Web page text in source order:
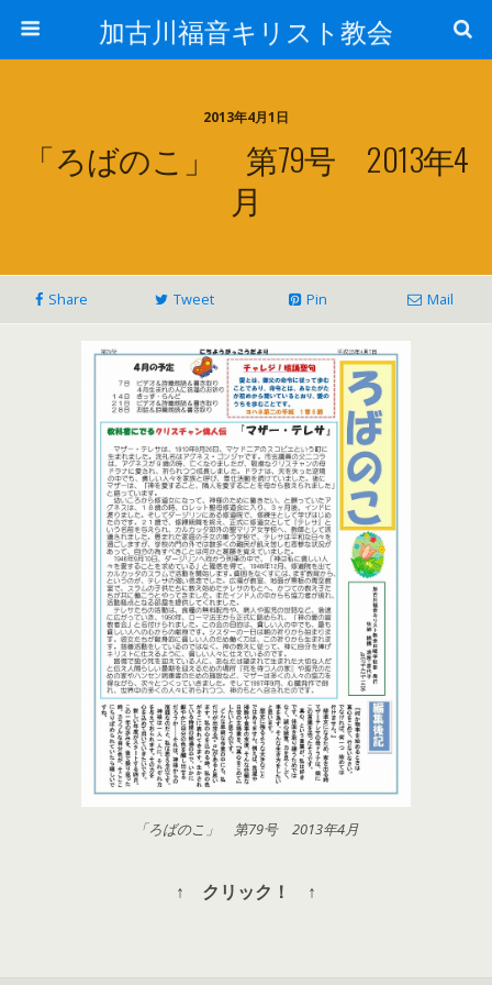
加古川福音キリスト教会
2013年4月1日
「ろばのこ」 第79号 2013年4
月
Share Tweet Pin Mail
「ろばのこ」 第79号 2013年4月
↑ クリック！ ↑